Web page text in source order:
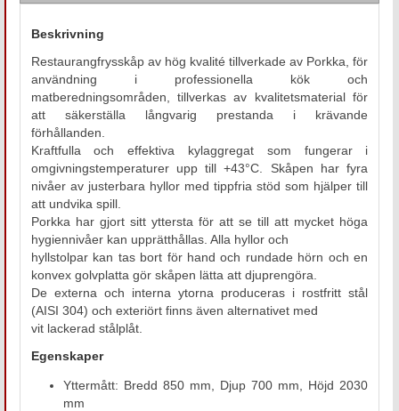
Beskrivning
Restaurangfrysskåp av hög kvalité tillverkade av Porkka, för
användning i professionella kök och
matberedningsområden, tillverkas av kvalitetsmaterial för
att säkerställa långvarig prestanda i krävande
förhållanden.
Kraftfulla och effektiva kylaggregat som fungerar i
omgivningstemperaturer upp till +43°C. Skåpen har fyra
nivåer av justerbara hyllor med tippfria stöd som hjälper till
att undvika spill.
Porkka har gjort sitt yttersta för att se till att mycket höga
hygiennivåer kan upprätthållas. Alla hyllor och
hyllstolpar kan tas bort för hand och rundade hörn och en
konvex golvplatta gör skåpen lätta att djuprengöra.
De externa och interna ytorna produceras i rostfritt stål
(AISI 304) och exteriört finns även alternativet med
vit lackerad stålplåt.
Egenskaper
Yttermått: Bredd 850 mm, Djup 700 mm, Höjd 2030
mm